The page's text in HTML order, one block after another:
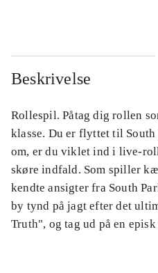
Beskrivelse
Rollespil. Påtag dig rollen
klasse. Du er flyttet til
om, er du viklet ind i live-
skøre indfald. Som spiller
kendte ansigter fra South
by tynd på jagt efter det
Truth", og tag ud på en